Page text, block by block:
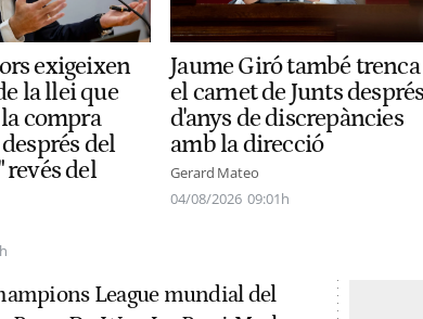
exigeixen
la llei que
compra
del
revés del
Jaume Giró també trenca
el carnet de Junts després
d'anys de discrepàncies
amb la direcció
Gerard Mateo
04/08/2026 09:01h
League mundial del